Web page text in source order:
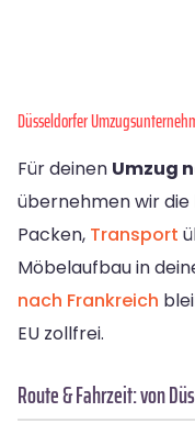
Düsseldorfer
Für deinen Umzug
übernehmen wir
Packen, Transport
Möbelaufbau in
nach Frankreich
EU zollfrei.
Route & Fahrzeit: von